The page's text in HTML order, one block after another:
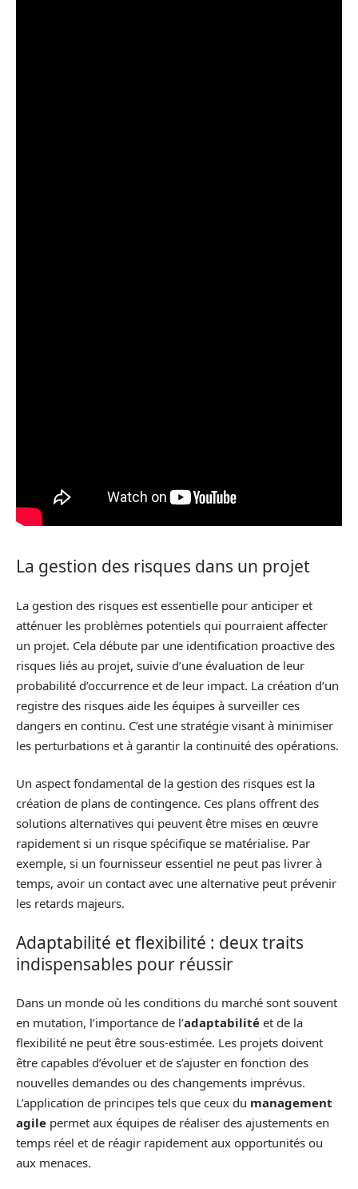
La gestion des risques dans un projet
La gestion des risques est essentielle pour anticiper et
atténuer les problèmes potentiels qui pourraient affecter
un projet. Cela débute par une identification proactive des
risques liés au projet, suivie d’une évaluation de leur
probabilité d’occurrence et de leur impact. La création d’un
registre des risques aide les équipes à surveiller ces
dangers en continu. C’est une stratégie visant à minimiser
les perturbations et à garantir la continuité des opérations.
Un aspect fondamental de la gestion des risques est la
création de plans de contingence. Ces plans offrent des
solutions alternatives qui peuvent être mises en œuvre
rapidement si un risque spécifique se matérialise. Par
exemple, si un fournisseur essentiel ne peut pas livrer à
temps, avoir un contact avec une alternative peut prévenir
les retards majeurs.
Adaptabilité et flexibilité : deux traits
indispensables pour réussir
Dans un monde où les conditions du marché sont souvent
en mutation, l’importance de l’adaptabilité et de la
flexibilité ne peut être sous-estimée. Les projets doivent
être capables d’évoluer et de s’ajuster en fonction des
nouvelles demandes ou des changements imprévus.
L’application de principes tels que ceux du management
agile permet aux équipes de réaliser des ajustements en
temps réel et de réagir rapidement aux opportunités ou
aux menaces.